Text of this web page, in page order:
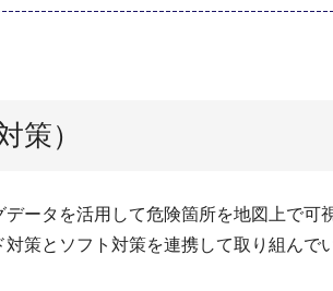
策）
ータを活用して危険箇所を地図上で
策とソフト対策を連携して取り組んで